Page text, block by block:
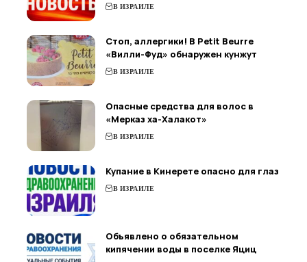
В ИЗРАИЛЕ
Стоп, аллергики! В Petit Beurre
«Вилли-Фуд» обнаружен кунжут
В ИЗРАИЛЕ
Опасные средства для волос в
«Мерказ ха-Халакот»
В ИЗРАИЛЕ
Купание в Кинерете опасно для глаз
В ИЗРАИЛЕ
Объявлено о обязательном
кипячении воды в поселке Яциц